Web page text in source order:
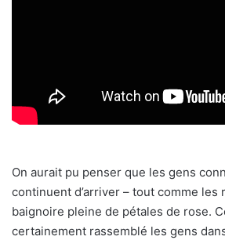
On aurait pu penser que les gens
continuent d’arriver – tout comme
baignoire pleine de pétales de rose.
certainement rassemblé les gens